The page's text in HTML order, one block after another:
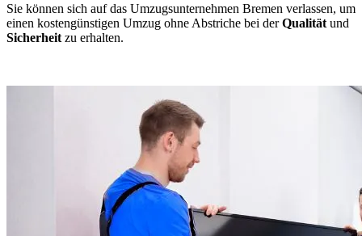
Sie können sich auf das Umzugsunternehmen Bremen verlassen, um
einen kostengünstigen Umzug ohne Abstriche bei derQualität und
Sicherheit zu erhalten.